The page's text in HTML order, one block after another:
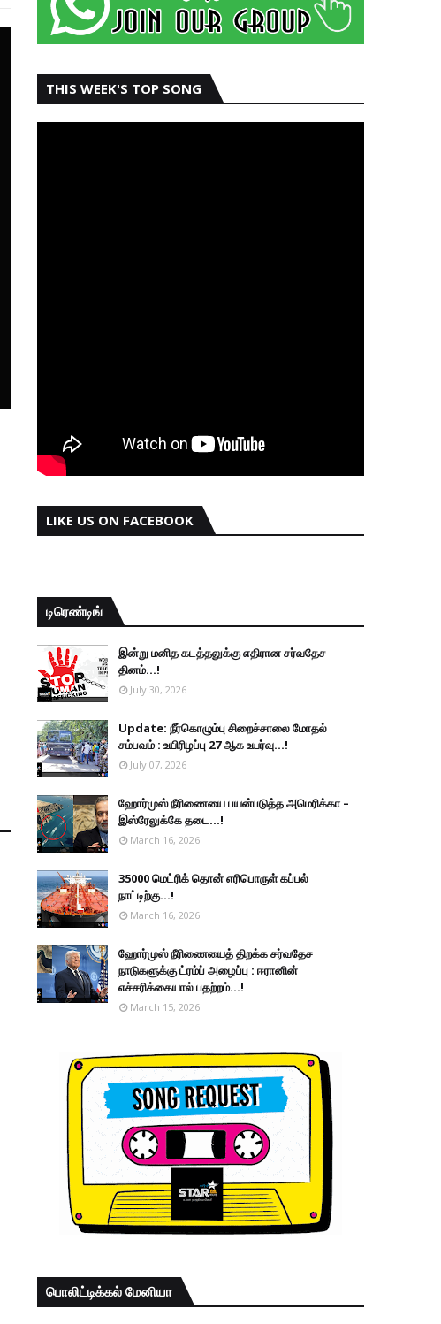
THIS WEEK'S TOP SONG
LIKE US ON FACEBOOK
டிரெண்டிங்
இன்று மனித கடத்தலுக்கு எதிரான சர்வதேச
தினம்...!
July 30, 2026
Update: நீர்கொழும்பு சிறைச்சாலை மோதல்
சம்பவம் : உயிரிழப்பு 27 ஆக உயர்வு...!
July 07, 2026
ஹோர்முஸ் நீரிணையை பயன்படுத்த அமெரிக்கா –
இஸ்ரேலுக்கே தடை...!
March 16, 2026
35000 மெட்ரிக் தொன் எரிபொருள் கப்பல்
நாட்டிற்கு...!
March 16, 2026
ஹோர்முஸ் நீரிணையைத் திறக்க சர்வதேச
நாடுகளுக்கு ட்ரம்ப் அழைப்பு : ஈரானின்
எச்சரிக்கையால் பதற்றம்...!
March 15, 2026
பொலிட்டிக்கல் மேனியா